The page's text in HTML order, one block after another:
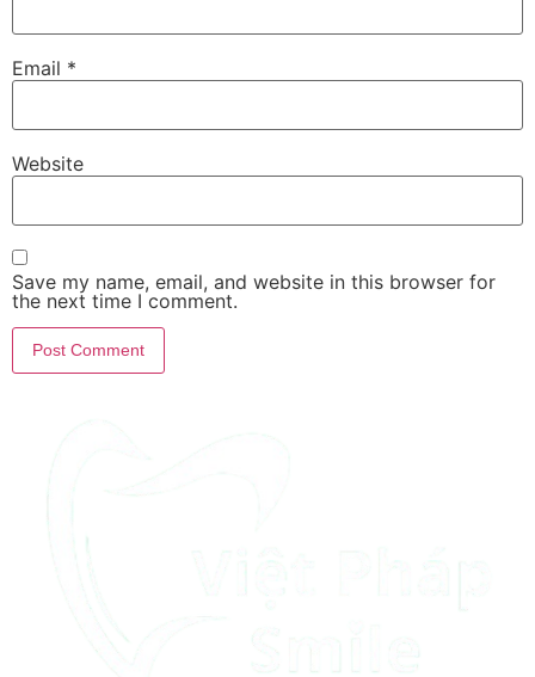
Email *
Website
Save my name, email, and website in this browser for
the next time I comment.